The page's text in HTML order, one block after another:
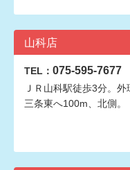
山科店
TEL： 075-595-7677
ＪＲ山科駅徒歩3分。外
三条東へ100m、北側。